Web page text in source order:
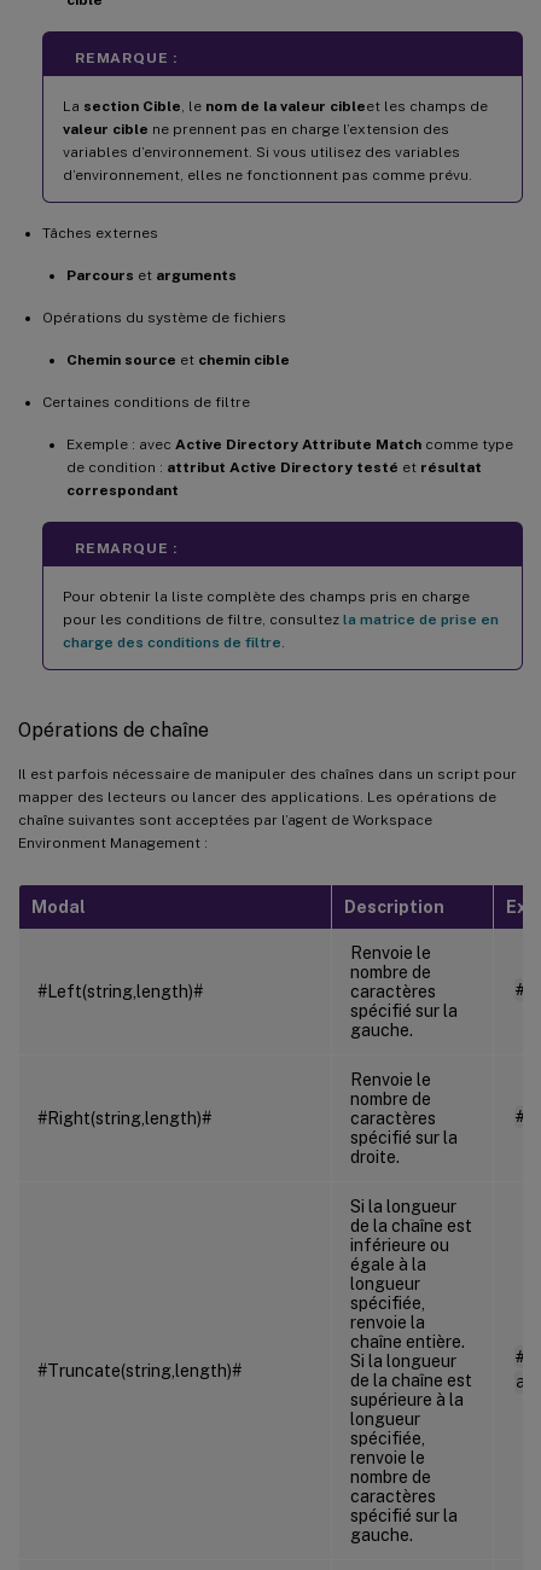
REMARQUE :
La section Cible , le nom de la valeur cibleet les champs de
valeur cible ne prennent pas en charge l’extension des
variables d’environnement. Si vous utilisez des variables
d’environnement, elles ne fonctionnent pas comme prévu.
Tâches externes
Parcours et arguments
Opérations du système de fichiers
Chemin source et chemin cible
Certaines conditions de filtre
Exemple : avec Active Directory Attribute Match comme type
de condition : attribut Active Directory testé et résultat
correspondant
REMARQUE :
Pour obtenir la liste complète des champs pris en charge
pour les conditions de filtre, consultez la matrice de prise en
charge des conditions de filtre
Opérations de chaîne
Il est parfois nécessaire de manipuler des chaînes dans un script pour
mapper des lecteurs ou lancer des applications. Les opérations de
chaîne suivantes sont acceptées par l’agent de Workspace
Environment Management :
Modal Description
#Left(string,length)#
Renvoie le
nombre de
caractères
spécifié sur la
gauche.
#Right(string,length)#
Renvoie le
nombre de
caractères
spécifié sur la
droite.
#Truncate(string,length)#
Si la longueur
de la chaîne est
inférieure ou
égale à la
longueur
spécifiée,
renvoie la
chaîne entière.
Si la longueur
de la chaîne est
supérieure à la
longueur
spécifiée,
renvoie le
nombre de
caractères
spécifié sur la
gauche.